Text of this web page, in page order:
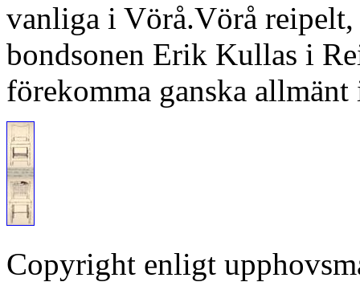
vanliga i Vörå.Vörå
bondsonen Erik Kullas i
förekomma ganska
Copyright enligt